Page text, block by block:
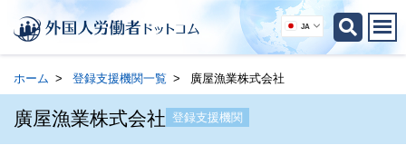
JA
ホーム 登録支援機関一覧 廣屋漁業株式会社
廣屋漁業株式会社 登録支援機関